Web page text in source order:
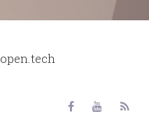
open.tech